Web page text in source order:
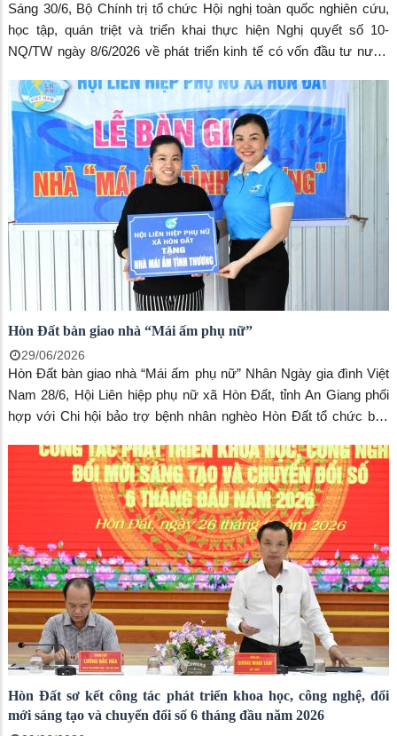
Sáng 30/6, Bộ Chính trị tổ chức Hội nghị toàn quốc nghiên cứu,
học tập, quán triệt và triển khai thực hiện Nghị quyết số 10-
NQ/TW ngày 8/6/2026 về phát triển kinh tế có vốn đầu tư nước
trên cả nước với khoảng 2,1 triệu đại biểu tham dự.
Hòn Đất bàn giao nhà “Mái ấm phụ nữ”
29/06/2026
Hòn Đất bàn giao nhà “Mái ấm phụ nữ” Nhân Ngày gia đình Việt
Nam 28/6, Hội Liên hiệp phụ nữ xã Hòn Đất, tỉnh An Giang phối
hợp với Chi hội bảo trợ bệnh nhân nghèo Hòn Đất tổ chức bàn
Bến Đá.
Hòn Đất sơ kết công tác phát triển khoa học, công nghệ, đổi
mới sáng tạo và chuyển đổi số 6 tháng đầu năm 2026